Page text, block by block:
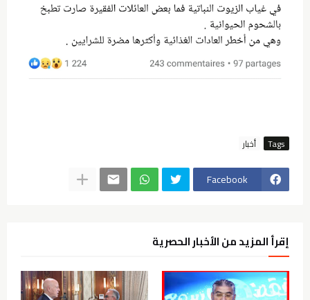
Tags أخبار
Facebook
إقرأ المزيد من الأخبار الحصرية